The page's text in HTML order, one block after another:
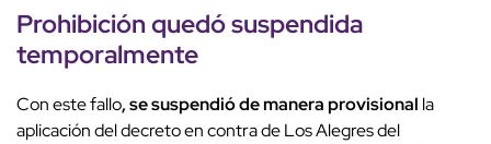
Prohibición quedó suspendida
temporalmente
Con este fallo, se suspendió de manera provisional la
aplicación del decreto en contra de Los Alegres del